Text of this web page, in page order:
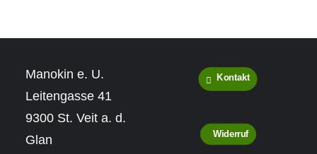
Manokin e. U.
Leitengasse 41
9300 St. Veit a. d.
Glan
Kontakt
Widerruf